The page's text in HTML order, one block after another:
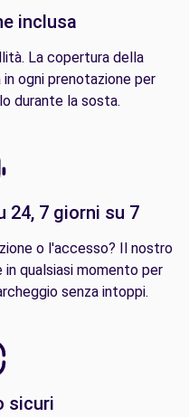
inclusa
La copertura della
ogni prenotazione per
durante la sosta.
24, 7 giorni su 7
o l'accesso? Il nostro
qualsiasi momento per
senza intoppi.
sicuri